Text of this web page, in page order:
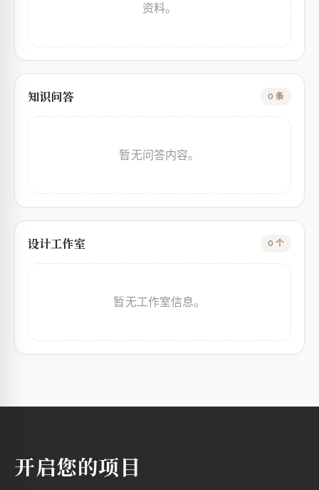
资料。
知识问答 0 条
暂无问答内容。
设计工作室 0 个
暂无工作室信息。
开启您的项目